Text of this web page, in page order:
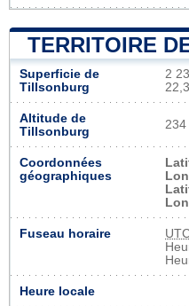
TERRITOIRE
Superficie de
Tillsonburg
2
Altitude de
Tillsonburg
Coordonnées
géographiques
Fuseau horaire
Heure locale